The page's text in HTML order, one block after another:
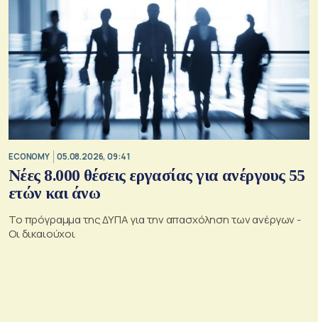
ECONOMY 05.08.2026, 09:41
Νέες 8.000 θέσεις εργασίας για ανέργους 55
ετών και άνω
Το πρόγραμμα της ΔΥΠΑ για την απασχόληση των ανέργων -
Οι δικαιούχοι